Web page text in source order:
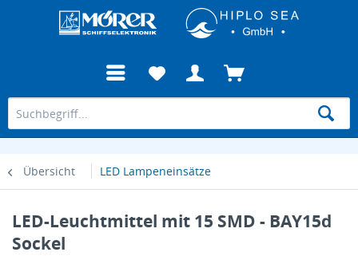
Übersicht LED Lampeneinsätze
LED-Leuchtmittel mit 15 SMD - BAY15d
Sockel